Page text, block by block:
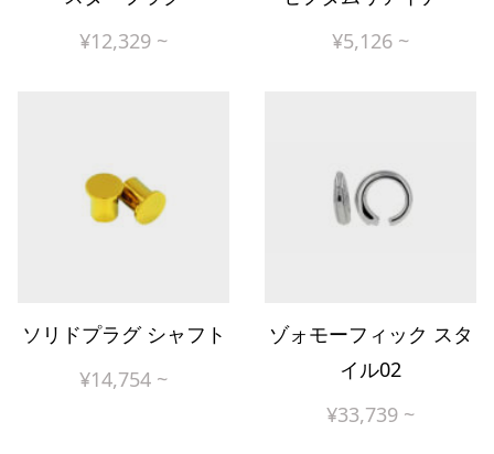
¥12,329 ~
¥5,126 ~
ソリドプラグ シャフト
¥14,754 ~
ゾォモーフィック スタ
イル02
¥33,739 ~